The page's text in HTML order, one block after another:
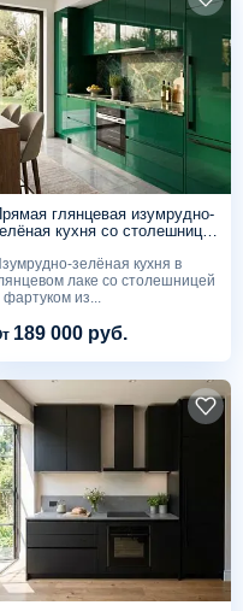
глянцевая изумрудно-
кухня со столешницей
зелёная кухня в
лаке со столешницей
фартуком из...
189 000 руб.